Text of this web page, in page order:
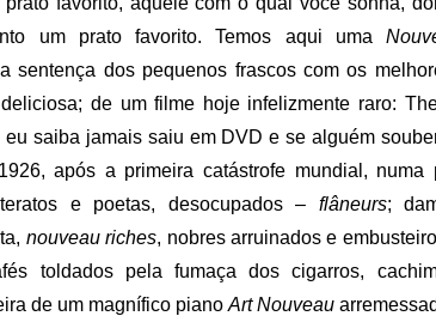
um prato favorito. Temos aqui uma
sentença dos pequenos frascos com os
de um filme hoje infelizmente raro:
saiba jamais saiu em DVD e se alguém
após a primeira catástrofe mundial, numa
e poetas, desocupados – flâneurs;
nouveau riches, nobres arruinados e
toldados pela fumaça dos cigarros,
de um magnífico piano Art Nouveau